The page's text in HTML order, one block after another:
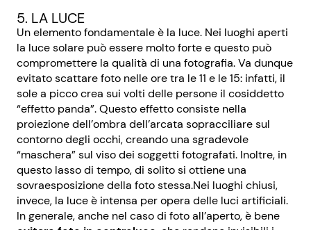
5. LA LUCE
Un elemento fondamentale è la luce. Nei luoghi aperti
la luce solare può essere molto forte e questo può
compromettere la qualità di una fotografia. Va dunque
evitato scattare foto nelle ore tra le 11 e le 15: infatti, il
sole a picco crea sui volti delle persone il cosiddetto
“effetto panda”. Questo effetto consiste nella
proiezione dell’ombra dell’arcata sopracciliare sul
contorno degli occhi, creando una sgradevole
“maschera” sul viso dei soggetti fotografati. Inoltre, in
questo lasso di tempo, di solito si ottiene una
sovraesposizione della foto stessa.Nei luoghi chiusi,
invece, la luce è intensa per opera delle luci artificiali.
In generale, anche nel caso di foto all’aperto, è bene